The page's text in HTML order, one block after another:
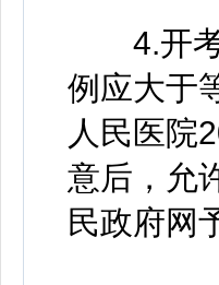
4.开考
例应大于
人民医院
意后，允
民政府网